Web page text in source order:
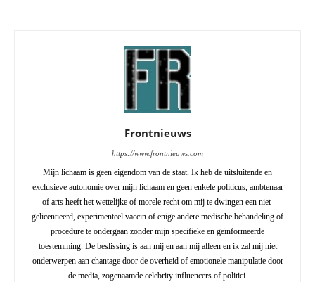
Frontnieuws
https://www.frontnieuws.com
Mijn lichaam is geen eigendom van de staat. Ik heb de uitsluitende en
exclusieve autonomie over mijn lichaam en geen enkele politicus, ambtenaar
of arts heeft het wettelijke of morele recht om mij te dwingen een niet-
gelicentieerd, experimenteel vaccin of enige andere medische behandeling of
procedure te ondergaan zonder mijn specifieke en geïnformeerde
toestemming. De beslissing is aan mij en aan mij alleen en ik zal mij niet
onderwerpen aan chantage door de overheid of emotionele manipulatie door
de media, zogenaamde celebrity influencers of politici.